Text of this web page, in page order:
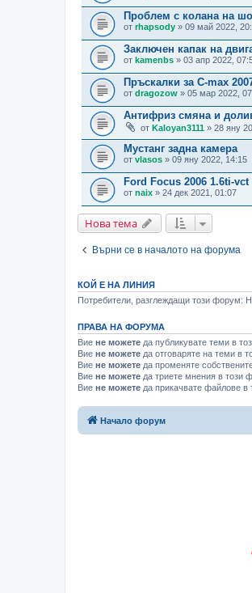
Проблем с колана на
от rhapsody » 09 май 2022,
Заключен капак на
от kamenbs » 03 апр 2022,
Пръскалки за C-max
от dragozow » 05 мар 2022,
Антифриз смяна и
от Kaloyan3111 » 28 яну
Мустанг задна камера
от vlasos » 09 яну 2022, 14:15
Ford Focus 2006 1.6ti-vct
от naix » 24 дек 2021, 01:07
Нова тема
Върни се в началото на форума
КОЙ Е НА ЛИНИЯ
Потребители, разглеждащи този форум:
ПРАВА НА ФОРУМА
Вие не можете да публикувате теми в
Вие не можете да отговаряте на теми в
Вие не можете да променяте
Вие не можете да триете мнения в този
Вие не можете да прикачвате файлове в
Начало форум